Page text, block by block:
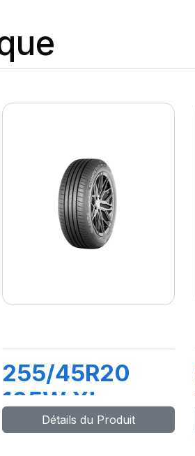
255/45R20
105W XL
COMPETUS
Détails du Produit